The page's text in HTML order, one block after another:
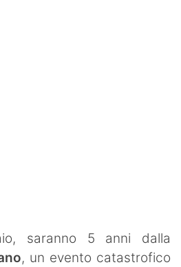
saranno 5 anni dalla
, un evento catastrofico